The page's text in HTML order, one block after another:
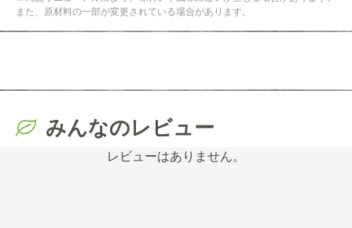
また、原材料の一部が変更されている場合があります。
みんなのレビュー
レビューはありません。